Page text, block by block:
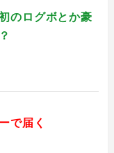
のログボとか豪
で届く